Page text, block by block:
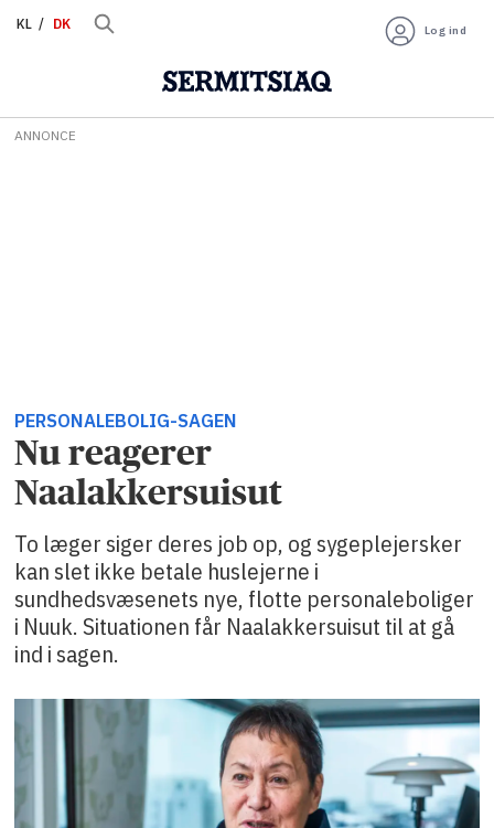
KL DK Log ind
ANNONCE
PERSONALEBOLIG-SAGEN
Nu reagerer
Naalakkersuisut
To læger siger deres job op, og sygeplejersker
kan slet ikke betale huslejerne i
sundhedsvæsenets nye, flotte personaleboliger
i Nuuk. Situationen får Naalakkersuisut til at gå
ind i sagen.